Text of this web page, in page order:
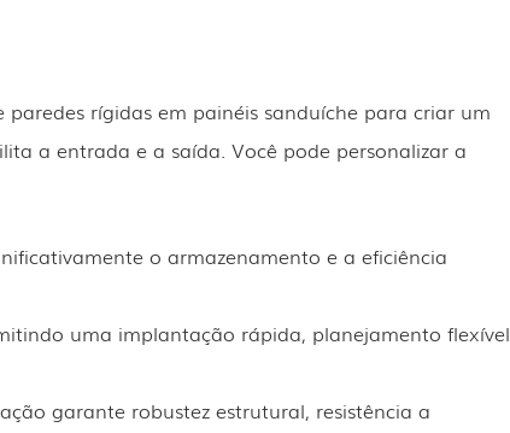
rígidas em painéis sanduíche para criar um
a entrada e a saída. Você pode personalizar a
o armazenamento e a eficiência
uma implantação rápida, planejamento flexível
garante robustez estrutural, resistência a